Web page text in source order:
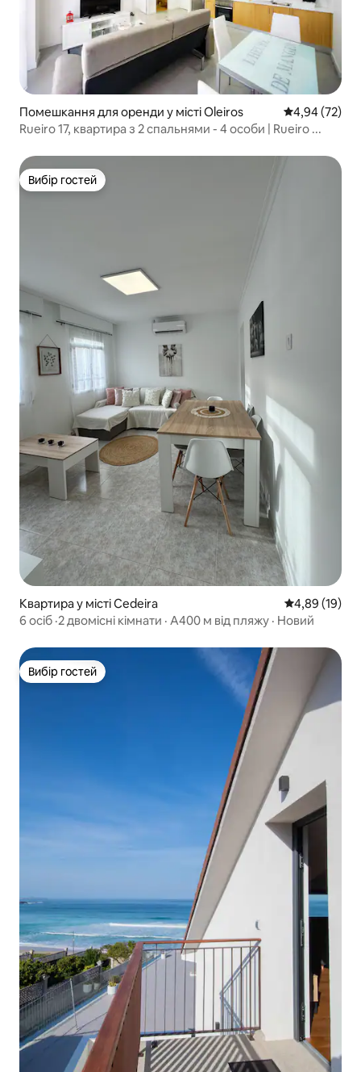
Помешкання для оренди у місті Oleiros Середня
4,94 (72)
Rueiro 17, квартира з 2 спальнями - 4 особи | Rueiro ...
Вибір гостей
Вибір гостей
Квартира у місті Cedeira Середня
4,89 (19)
6 осіб ·2 двомісні кімнати · A400 м від пляжу · Новий
Вибір гостей
Вибір гостей